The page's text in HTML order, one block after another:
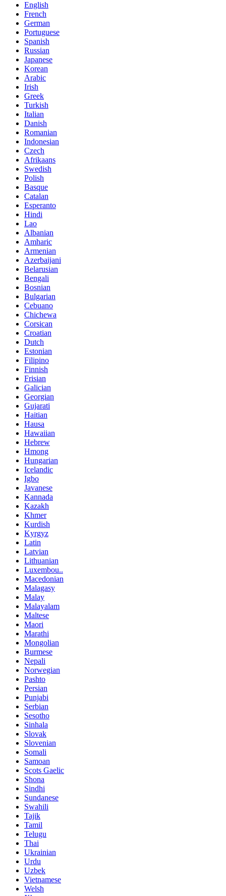
English
French
German
Portuguese
Spanish
Russian
Japanese
Korean
Arabic
Irish
Greek
Turkish
Italian
Danish
Romanian
Indonesian
Czech
Afrikaans
Swedish
Polish
Basque
Catalan
Esperanto
Hindi
Lao
Albanian
Amharic
Armenian
Azerbaijani
Belarusian
Bengali
Bosnian
Bulgarian
Cebuano
Chichewa
Corsican
Croatian
Dutch
Estonian
Filipino
Finnish
Frisian
Galician
Georgian
Gujarati
Haitian
Hausa
Hawaiian
Hebrew
Hmong
Hungarian
Icelandic
Igbo
Javanese
Kannada
Kazakh
Khmer
Kurdish
Kyrgyz
Latin
Latvian
Lithuanian
Luxembou..
Macedonian
Malagasy
Malay
Malayalam
Maltese
Maori
Marathi
Mongolian
Burmese
Nepali
Norwegian
Pashto
Persian
Punjabi
Serbian
Sesotho
Sinhala
Slovak
Slovenian
Somali
Samoan
Scots Gaelic
Shona
Sindhi
Sundanese
Swahili
Tajik
Tamil
Telugu
Thai
Ukrainian
Urdu
Uzbek
Vietnamese
Welsh